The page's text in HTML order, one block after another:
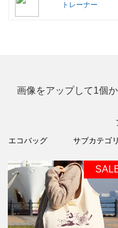
トレーナー
画像をアップして1個